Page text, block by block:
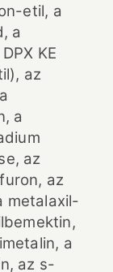
etil, a
a
KE
az
a
az
az
metalaxil-
a
az s-